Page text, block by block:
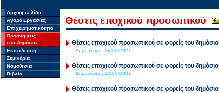
Αρχική σελίδα
Αγορά Εργασίας
Επιχειρηματικότητα
Προσλήψεις
στο Δημόσιο
Εκπαίδευση
Σεμινάρια
Νομοθεσία
Βιβλία
Θέσεις εποχικού προσωπικού
Θέσεις εποχικού προσωπικού σε φορείς του
Δημοσίευση: 24/06/2021
Θέσεις εποχικού προσωπικού σε φορείς του
Δημοσίευση: 23/06/2021
Θέσεις εποχικού προσωπικού σε φορείς του